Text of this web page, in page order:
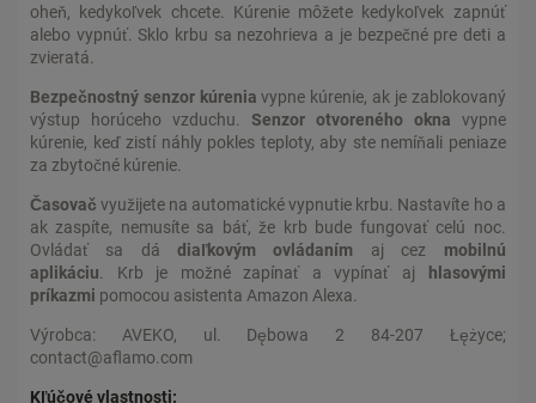
oheň, kedykoľvek chcete. Kúrenie môžete kedykoľvek zapnúť
alebo vypnúť. Sklo krbu sa nezohrieva a je bezpečné pre deti a
zvieratá.
Bezpečnostný senzor kúrenia vypne kúrenie, ak je zablokovaný
výstup horúceho vzduchu. Senzor otvoreného okna vypne
kúrenie, keď zistí náhly pokles teploty, aby ste nemíňali peniaze
za zbytočné kúrenie.
Časovač využijete na automatické vypnutie krbu. Nastavíte ho a
ak zaspíte, nemusíte sa báť, že krb bude fungovať celú noc.
Ovládať sa dádiaľkovým ovládaním aj cez mobilnú
aplikáciu . Krb je možné zapínať a vypínať aj
hlasovými
príkazmi pomocou asistenta Amazon Alexa.
Výrobca: AVEKO, ul. Dębowa 2 84-207 Łężyce;
contact@aflamo.com
Kľúčové vlastnosti: